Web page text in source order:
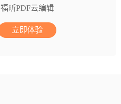
福昕PDF云编辑
立即体验